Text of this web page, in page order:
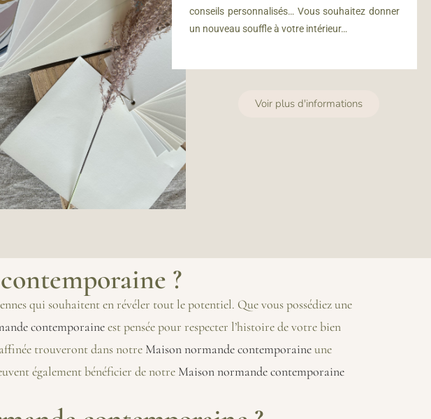
conseils personnalisés… Vous souhaitez donner
un nouveau souffle à votre intérieur…
Voir plus d'informations
?
qui souhaitent en révéler tout le potentiel. Que vous possédiez une
contemporaineest pensée pour respecter l’histoire de votre bien
trouveront dans notre Maison normande contemporaineune
également bénéficier de notre Maison normande contemporaine